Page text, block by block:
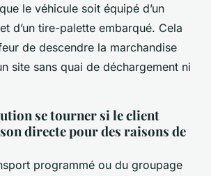
le véhicule soit équipé d’un
d’un tire-palette embarqué. Cela
de descendre la marchandise
site sans quai de déchargement ni
se tourner si le client
directe pour des raisons de
programmé ou du groupage